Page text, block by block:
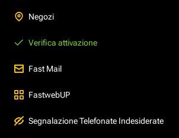
Negozi
Verifica attivazione
Fast Mail
FastwebUP
Segnalazione Telefonate Indesiderate